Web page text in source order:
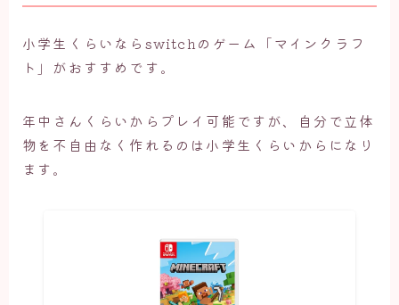
小学生くらいならswitchのゲーム「マインクラフ
ト」がおすすめです。
年中さんくらいからプレイ可能ですが、自分で立体
物を不自由なく作れるのは小学生くらいからになり
ます。